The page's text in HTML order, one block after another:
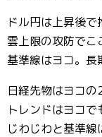
ドル円は上昇後で
雲上限の攻防でこ
基準線はヨコ。長
日経先物はヨコの
トレンドはヨコで
じわじわと基準